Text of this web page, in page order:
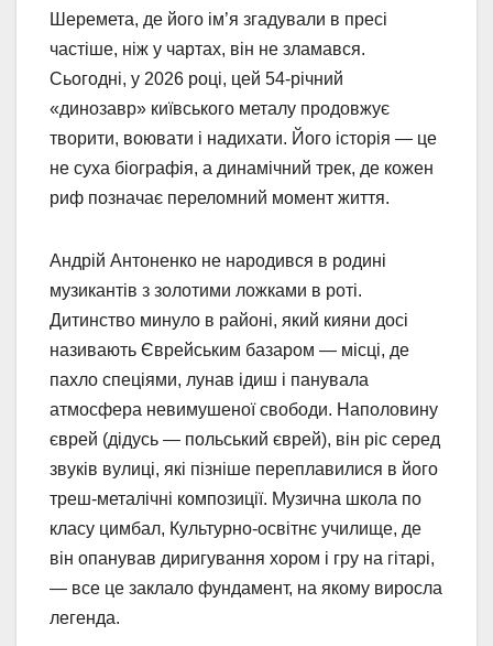
Шеремета, де його ім’я згадували в пресі
частіше, ніж у чартах, він не зламався.
Сьогодні, у 2026 році, цей 54-річний
«динозавр» київського металу продовжує
творити, воювати і надихати. Його історія — це
не суха біографія, а динамічний трек, де кожен
риф позначає переломний момент життя.
Андрій Антоненко не народився в родині
музикантів з золотими ложками в роті.
Дитинство минуло в районі, який кияни досі
називають Єврейським базаром — місці, де
пахло спеціями, лунав ідиш і панувала
атмосфера невимушеної свободи. Наполовину
єврей (дідусь — польський єврей), він ріс серед
звуків вулиці, які пізніше переплавилися в його
треш-металічні композиції. Музична школа по
класу цимбал, Культурно-освітнє училище, де
він опанував диригування хором і гру на гітарі,
— все це заклало фундамент, на якому виросла
легенда.